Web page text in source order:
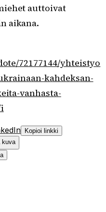
auttoivat
aikana.
72177144/yhteistyo
kahdeksan-
vanhasta-
Kopioi linkki